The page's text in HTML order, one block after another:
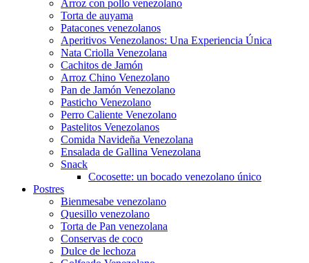
Arroz con pollo venezolano
Torta de auyama
Patacones venezolanos
Aperitivos Venezolanos: Una Experiencia Única
Nata Criolla Venezolana
Cachitos de Jamón
Arroz Chino Venezolano
Pan de Jamón Venezolano
Pasticho Venezolano
Perro Caliente Venezolano
Pastelitos Venezolanos
Comida Navideña Venezolana
Ensalada de Gallina Venezolana
Snack
Cocosette: un bocado venezolano único
Postres
Bienmesabe venezolano
Quesillo venezolano
Torta de Pan venezolana
Conservas de coco
Dulce de lechoza